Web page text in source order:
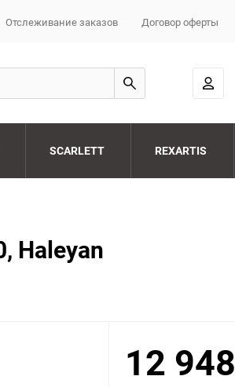
Отслеживание заказов Договор оферты
SCARLETT REXARTIS
Haleyan
12 948